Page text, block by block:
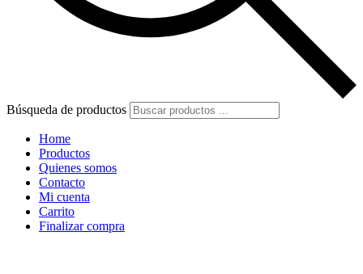
Búsqueda de productos
Home
Productos
Quienes somos
Contacto
Mi cuenta
Carrito
Finalizar compra